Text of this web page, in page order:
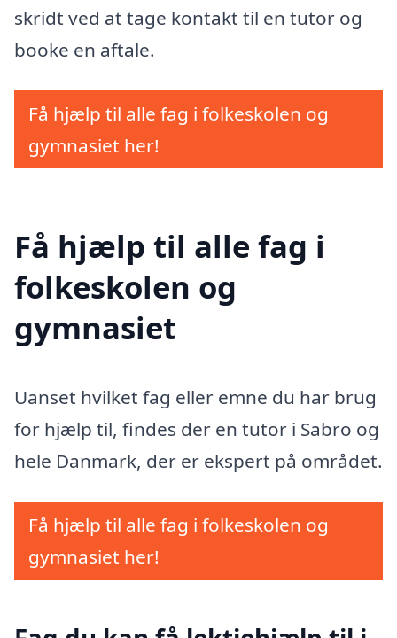
skridt ved at tage kontakt til en tutor og
booke en aftale.
Få hjælp til alle fag i folkeskolen og
gymnasiet her!
Få hjælp til alle fag i
folkeskolen og
gymnasiet
Uanset hvilket fag eller emne du har brug
for hjælp til, findes der en tutor i Sabro og
hele Danmark, der er ekspert på området.
Få hjælp til alle fag i folkeskolen og
gymnasiet her!